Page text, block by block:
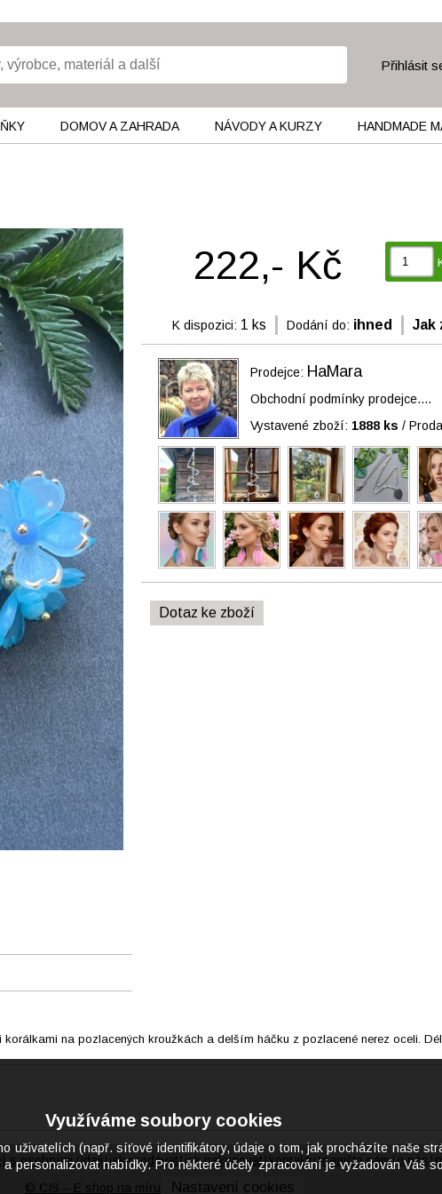
Přihlásit
DOMOV A ZAHRADA NÁVODY A KURZY HANDMADE
222,- Kč
K dispozici: 1 ks Dodání do: ihned Jak
Prodejce: HaMara
Obchodní podmínky prodejce....
Vystavené zboží: 1888 ks /
Dotaz ke zboží
na pozlacených kroužkách a delším háčku z pozlacené nerez oceli.
s osobními údaji | jak prodávat | jak nakupovat |kontakty | napište nám |o nás |
© CIS – E shop na míru
Nastavení cookies
Využíváme soubory cookies
uživatelích (např. síťové identifikátory, údaje o tom, jak procházíte naše
personalizovat nabídky. Pro některé účely zpracování je vyžadován Váš